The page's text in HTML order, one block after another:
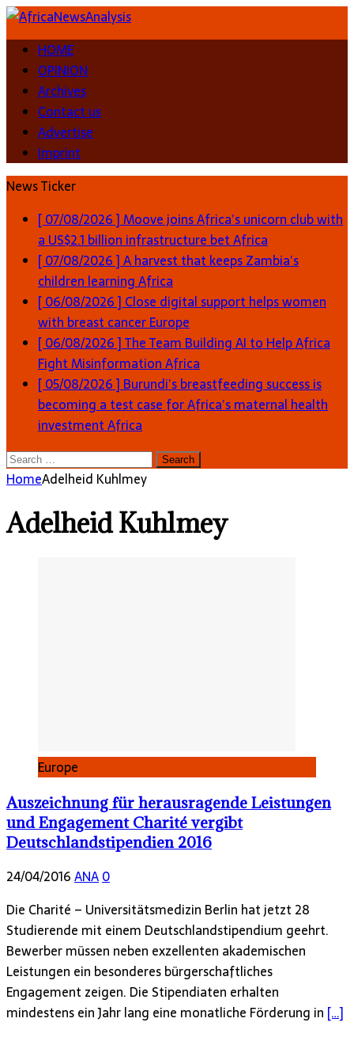
HOME
OPINION
Archives
Contact us
Advertise
Imprint
News Ticker
[ 07/08/2026 ]Moove joins Africa’s unicorn club with
a US$2.1 billion infrastructure betAfrica
[ 07/08/2026 ]A harvest that keeps Zambia’s
children learningAfrica
[ 06/08/2026 ] Close digital support helps women
with breast cancerEurope
[ 06/08/2026 ]The Team Building AI to Help Africa
Fight MisinformationAfrica
[ 05/08/2026 ] Burundi’s breastfeeding success is
becoming a test case for Africa’s maternal health
investmentAfrica
Search
for:
HomeAdelheid Kuhlmey
Adelheid Kuhlmey
Europe
Auszeichnung für herausragende Leistungen
und Engagement Charité vergibt
Deutschlandstipendien 2016
24/04/2016ANA0
Die Charité – Universitätsmedizin Berlin hat jetzt 28
Studierende mit einem Deutschlandstipendium geehrt.
Bewerber müssen neben exzellenten akademischen
Leistungen ein besonderes bürgerschaftliches
Engagement zeigen. Die Stipendiaten erhalten
mindestens ein Jahr lang eine monatliche Förderung in […]